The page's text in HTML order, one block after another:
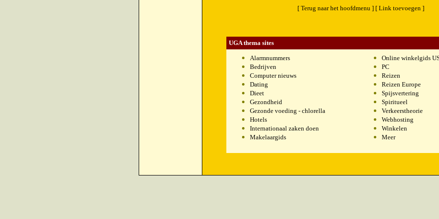
[ Terug naar het hoofdmenu ] [ Link toevoegen ]
UGA thema sites
Alarmnummers
Bedrijven
Computer nieuws
Dating
Dieet
Gezondheid
Gezonde voeding - chlorella
Hotels
Internationaal zaken doen
Makelaargids
Online winkelgids
PC
Reizen
Reizen Europe
Spijsvertering
Spiritueel
Verkeerstheorie
Webhosting
Winkelen
Meer